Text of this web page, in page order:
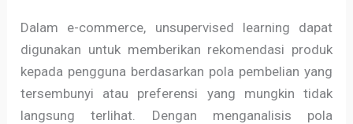
Dalam e-commerce, unsupervised learning dapat
digunakan untuk memberikan rekomendasi produk
kepada pengguna berdasarkan pola pembelian yang
tersembunyi atau preferensi yang mungkin tidak
langsung terlihat. Dengan menganalisis pola